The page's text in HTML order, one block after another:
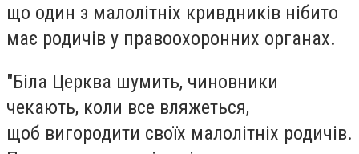
що один з малолітніх кривдників нібито
має родичів у правоохоронних органах.
"Біла Церква шумить, чиновники
чекають, коли все вляжеться,
щоб вигородити своїх малолітніх родичів.